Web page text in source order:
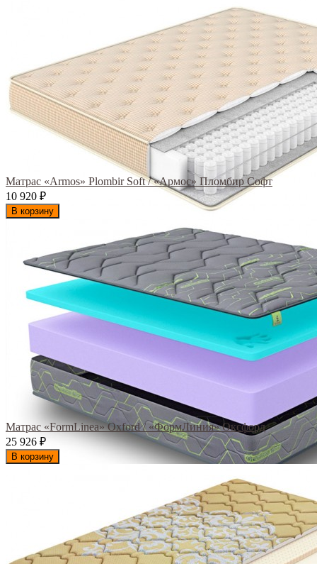
Матрас «Armos» Plombir Soft / «Армос» Пломбир Софт
10 920 ₽
В корзину
Матрас «FormLinea» Oxford / «ФормЛиния» Оксфорд
25 926 ₽
В корзину